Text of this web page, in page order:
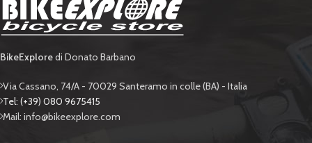
BikeExploredi Donato Barbano
Via Cassano, 74/A - 70029 Santeramo in colle (BA) - Italia
Tel: (+39) 080 9675415
Mail: info@bikeexplore.com